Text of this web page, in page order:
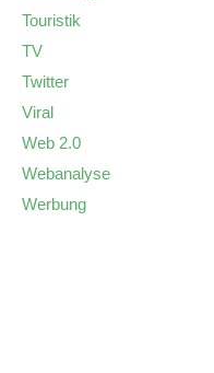
Touristik
TV
Twitter
Viral
Web 2.0
Webanalyse
Werbung